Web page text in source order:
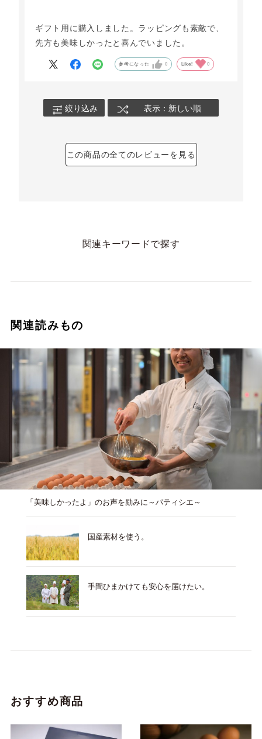
ギフト用に購入しました。ラッピングも素敵で、
先方も美味しかったと喜んでいました。
参考になった 0 Like! 0
絞り込み 表示：新しい順
この商品の全てのレビューを見る
関連キーワードで探す
関連読みもの
「美味しかったよ」のお声を励みに～パティシエ～
国産素材を使う。
手間ひまかけても安心を届けたい。
おすすめ商品